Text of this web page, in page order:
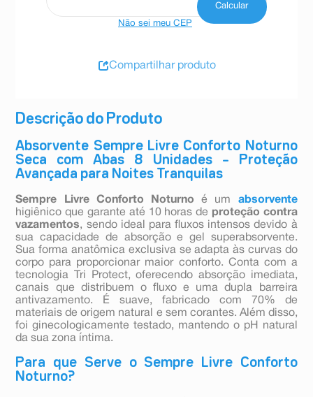
Descrição do Produto
Absorvente Sempre Livre Conforto Noturno
Seca com Abas 8 Unidades – Proteção
Avançada para Noites Tranquilas
Sempre Livre Conforto Noturno é um absorvente
higiênico que garante até 10 horas de proteção contra
vazamentos, sendo ideal para fluxos intensos devido à
sua capacidade de absorção e gel superabsorvente.
Sua forma anatômica exclusiva se adapta às curvas do
corpo para proporcionar maior conforto. Conta com a
tecnologia Tri Protect, oferecendo absorção imediata,
canais que distribuem o fluxo e uma dupla barreira
antivazamento. É suave, fabricado com 70% de
materiais de origem natural e sem corantes. Além disso,
foi ginecologicamente testado, mantendo o pH natural
da sua zona íntima.
Para que Serve o Sempre Livre Conforto
Noturno?
Não sei meu CEP
Compartilhar produto